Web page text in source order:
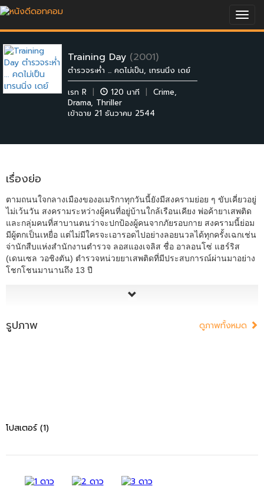
Training Day (2001)
ตำรวจระห่ำ ... คดไม่เป็น, เทรนนิ่ง เดย์
เรท R
| 120 นาที | Crime,
Drama, Thriller
เข้าฉาย 21 ธันวาคม 2544
เรื่องย่อ
ตามถนนใจกลางเมืองของอเมริกาทุกวันนี้ยังมีสงครามย่อย ๆ ขับเคี่ยวอยู่
ไม่เว้นวัน สงครามระหว่างผู้คนที่อยู่บ้านใกล้เรือนเคียง พ่อค้ายาเสพติด
และกลุ่มคนที่สาบานตนว่าจะปกป้องผู้คนจากภัยรอบกาย สงครามนี้ย่อม
มีผู้ตกเป็นเหยื่อ แต่ไม่มีใครจะเอารอดไปอย่างลอยนวลได้ทุกครั้งเฉกเช่น
จ่านักสืบแห่งสำนักงานตำรวจ ลอสแองเจลิส ชื่อ อาลอนโซ่ แฮร์ริส
(เดนเซล วอชิงตัน) ตำรวจหน่วยยาเสพติดที่มีประสบการณ์ผ่านมาอย่าง
โชกโชนมานานถึง 13 ปี
รูปภาพ ดูภาพทั้งหมด
โปสเตอร์ (1)